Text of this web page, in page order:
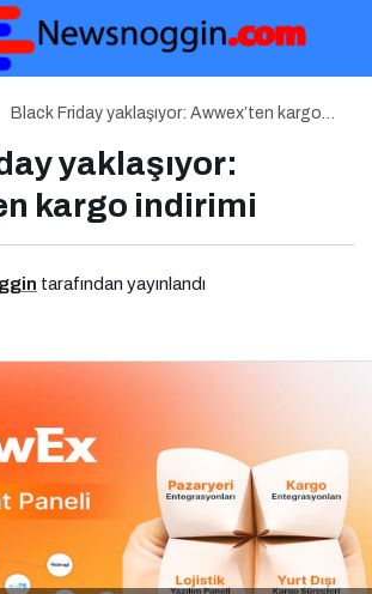
Black Friday yaklaşıyor: Awwex’ten kargo
yaklaşıyor:
kargo indirimi
tarafından yayınlandı
Hediyelik: Toptan Tütsü ve Ruhun